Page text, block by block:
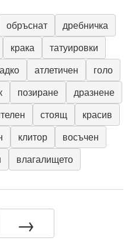
обръснат
дребничка
крака
татуировки
атлетичен
голо
позиране
дразнене
стоящ
красив
клитор
восъчен
влагалището
→